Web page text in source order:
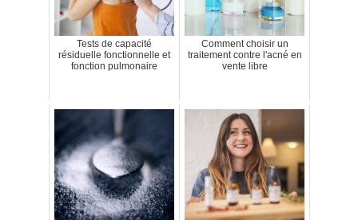
Tests de capacité
résiduelle fonctionnelle et
fonction pulmonaire
Comment choisir un
traitement contre l'acné en
vente libre